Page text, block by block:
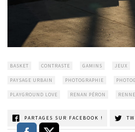
BASKET CONTRASTE GAMINS JEUX
PAYSAGE URBAIN PHOTOGRAPHIE
PLAYGROUND LOVE RENAN PÉRON
PARTAGES SUR FACEBOOK !